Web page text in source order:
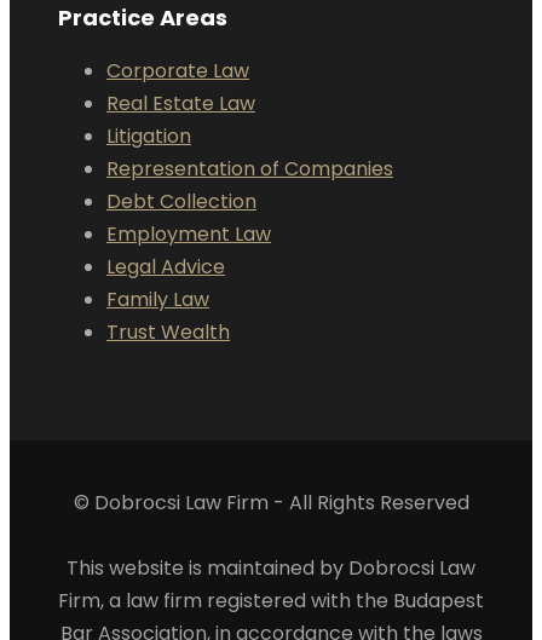
Practice Areas
Corporate Law
Real Estate Law
Litigation
Representation of Companies
Debt Collection
Employment Law
Legal Advice
Family Law
Trust Wealth
© Dobrocsi Law Firm - All Rights Reserved
This website is maintained by Dobrocsi Law
Firm, a law firm registered with the Budapest
Bar Association, in accordance with the laws